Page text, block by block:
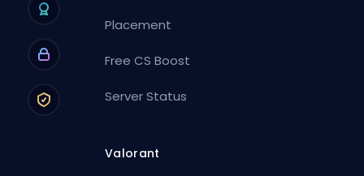
Placement
Free CS Boost
Server Status
Valorant